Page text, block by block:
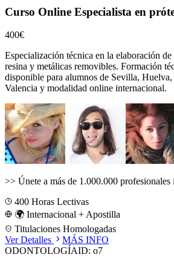
Curso Online Especialista en
400€
Especialización técnica en la elaboración de
resina y metálicas removibles. Formación
disponible para alumnos de Sevilla,
Valencia y modalidad online internacional.
>> Únete a más de 1.000.000 profesionales
400 Horas Lectivas
🌍 Internacional + Apostilla
Titulaciones Homologadas
Ver Detalles
MÁS INFO
ODONTOLOGÍAID: o7